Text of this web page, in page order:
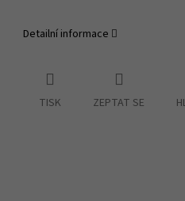
Detailní informace
TISK ZEPTAT SE